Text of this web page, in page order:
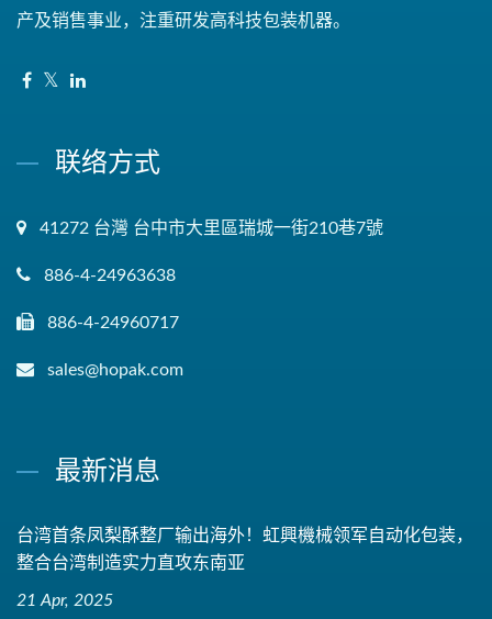
产及销售事业，注重研发高科技包装机器。
联络方式
41272 台灣 台中市大里區瑞城一街210巷7號
886-4-24963638
886-4-24960717
sales@hopak.com
最新消息
台湾首条凤梨酥整厂输出海外！虹興機械领军自动化包装，
整合台湾制造实力直攻东南亚
21 Apr, 2025